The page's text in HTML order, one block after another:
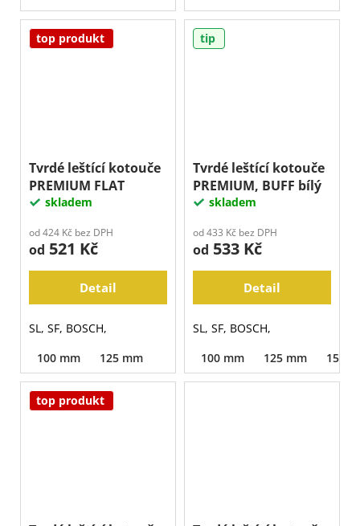
top produkt
Tvrdé leštící kotouče
PREMIUM FLAT
skladem
od 424 Kč bez DPH
od 521 Kč
Detail
SL, SF, BOSCH,
100 mm
125 mm
tip
Tvrdé leštící kotouče
PREMIUM, BUFF bílý
skladem
od 433 Kč bez DPH
od 533 Kč
Detail
SL, SF, BOSCH,
100 mm
125 mm 150
top produkt